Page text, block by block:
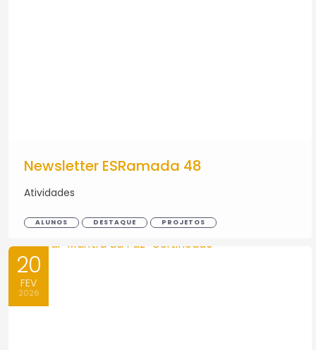
Newsletter ESRamada 48
Atividades
ALUNOS DESTAQUE PROJETOS
20
FEV
2026